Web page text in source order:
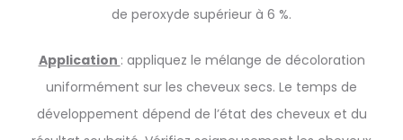
de peroxyde supérieur à 6 %.
Application : appliquez le mélange de décoloration
uniformément sur les cheveux secs. Le temps de
développement dépend de l’état des cheveux et du